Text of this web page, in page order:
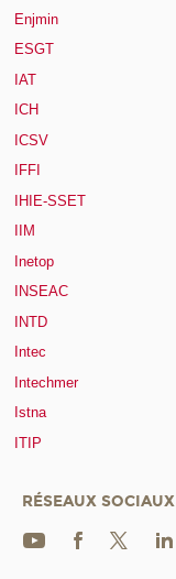
Enjmin
ESGT
IAT
ICH
ICSV
IFFI
IHIE-SSET
IIM
Inetop
INSEAC
INTD
Intec
Intechmer
Istna
ITIP
RÉSEAUX SOCIAUX